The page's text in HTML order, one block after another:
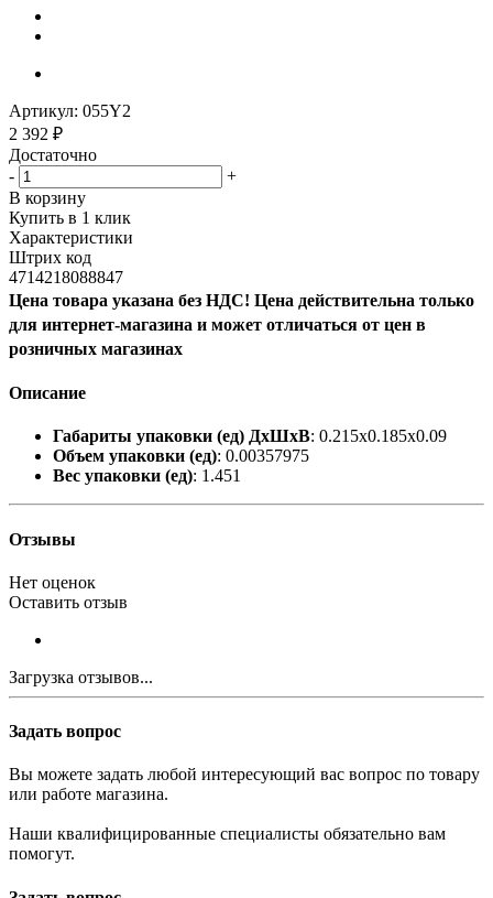
Артикул: 055Y2
2 392 ₽
Достаточно
-
+
В корзину
Купить в 1 клик
Характеристики
Штрих код
4714218088847
Цена товара указана без НДС! Цена действительна только
для интернет-магазина и может отличаться от цен в
розничных магазинах
Описание
Габариты упаковки (ед) ДхШхВ: 0.215x0.185x0.09
Объем упаковки (ед): 0.00357975
Вес упаковки (ед): 1.451
Отзывы
Нет оценок
Оставить отзыв
Загрузка отзывов...
Задать вопрос
Вы можете задать любой интересующий вас вопрос по товару
или работе магазина.
Наши квалифицированные специалисты обязательно вам
помогут.